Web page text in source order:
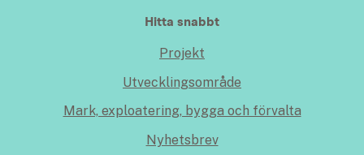
Hitta snabbt
Projekt
Utvecklingsområde
Mark, exploatering, bygga och förvalta
Nyhetsbrev